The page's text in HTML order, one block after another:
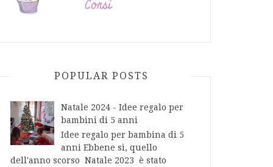
POPULAR POSTS
Natale 2024 - Idee regalo per
bambini di 5 anni
Idee regalo per bambina di 5
anni Ebbene sì, quello
dell'anno scorso Natale 2023 è stato